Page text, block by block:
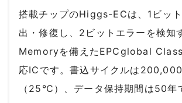
搭載チップのHiggs-ECは、1ビッ
出・修復し、2ビットエラーを検知
Memoryを備えたEPCglobal
応ICです。書込サイクルは
（25℃）、データ保持期間は50年